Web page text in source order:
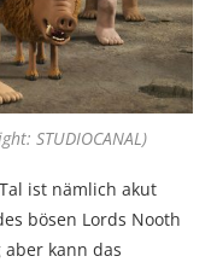
STUDIOCANAL)
ist nämlich akut
bösen Lords Nooth
kann das